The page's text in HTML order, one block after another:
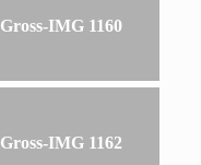
Gross-IMG 1160
Gross-IMG 1162